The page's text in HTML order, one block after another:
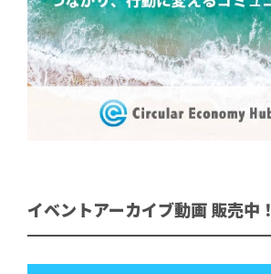
イベントアーカイブ動画 販売中！